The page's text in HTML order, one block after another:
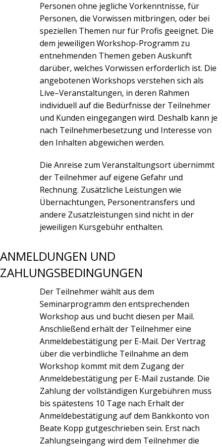
Personen ohne jegliche Vorkenntnisse, für
Personen, die Vorwissen mitbringen, oder bei
speziellen Themen nur für Profis geeignet. Die
dem jeweiligen Workshop-Programm zu
entnehmenden Themen geben Auskunft
darüber, welches Vorwissen erforderlich ist. Die
angebotenen Workshops verstehen sich als
Live–Veranstaltungen, in deren Rahmen
individuell auf die Bedürfnisse der Teilnehmer
und Kunden eingegangen wird. Deshalb kann je
nach Teilnehmerbesetzung und Interesse von
den Inhalten abgewichen werden.
Die Anreise zum Veranstaltungsort übernimmt
der Teilnehmer auf eigene Gefahr und
Rechnung. Zusätzliche Leistungen wie
Übernachtungen, Personentransfers und
andere Zusatzleistungen sind nicht in der
jeweiligen Kursgebühr enthalten.
ANMELDUNGEN UND
ZAHLUNGSBEDINGUNGEN
Der Teilnehmer wählt aus dem
Seminarprogramm den entsprechenden
Workshop aus und bucht diesen per Mail.
Anschließend erhält der Teilnehmer eine
Anmeldebestätigung per E-Mail. Der Vertrag
über die verbindliche Teilnahme an dem
Workshop kommt mit dem Zugang der
Anmeldebestätigung per E-Mail zustande. Die
Zahlung der vollständigen Kurgebühren muss
bis spätestens 10 Tage nach Erhalt der
Anmeldebestätigung auf dem Bankkonto von
Beate Kopp gutgeschrieben sein. Erst nach
Zahlungseingang wird dem Teilnehmer die